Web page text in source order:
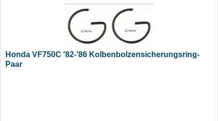
Honda VF750C '82-'86 Kolbenbolzensicherungsring-
Paar